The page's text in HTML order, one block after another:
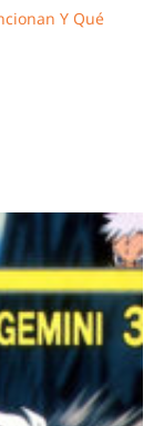
Y Qué